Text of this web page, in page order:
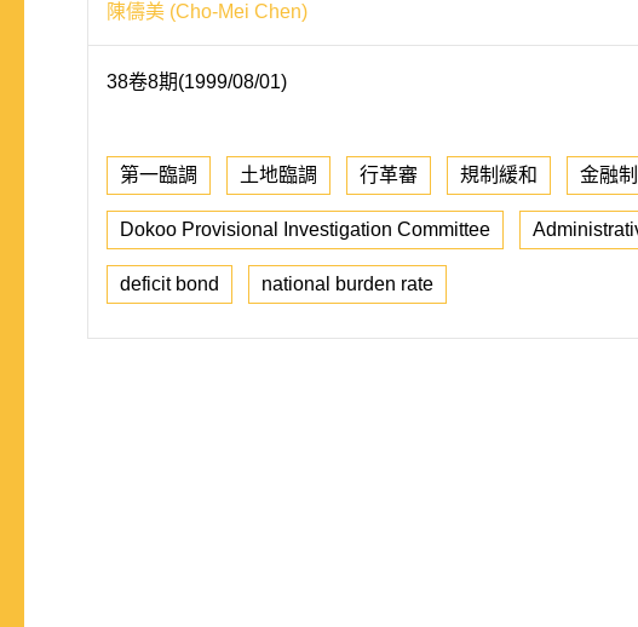
陳儔美 (Cho-Mei Chen)
38卷8期(1999/08/01)
第一臨調 土地臨調 行革審 規制緩和 金融
Dokoo Provisional Investigation Committee
deficit bond national burden rate